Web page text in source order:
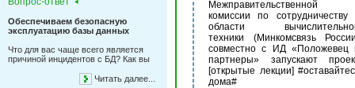
Обеспечиваем безопасную
эксплуатацию базы данных
Что для вас чаще всего является
причиной инцидентов с БД? Как вы
Читать далее...
Межправительственной
комиссии по сотрудничеству
области
техники (Минкомсвязь
совместно с ИД «Положевец
партнеры» запускают
[открытые лекции]
дома#